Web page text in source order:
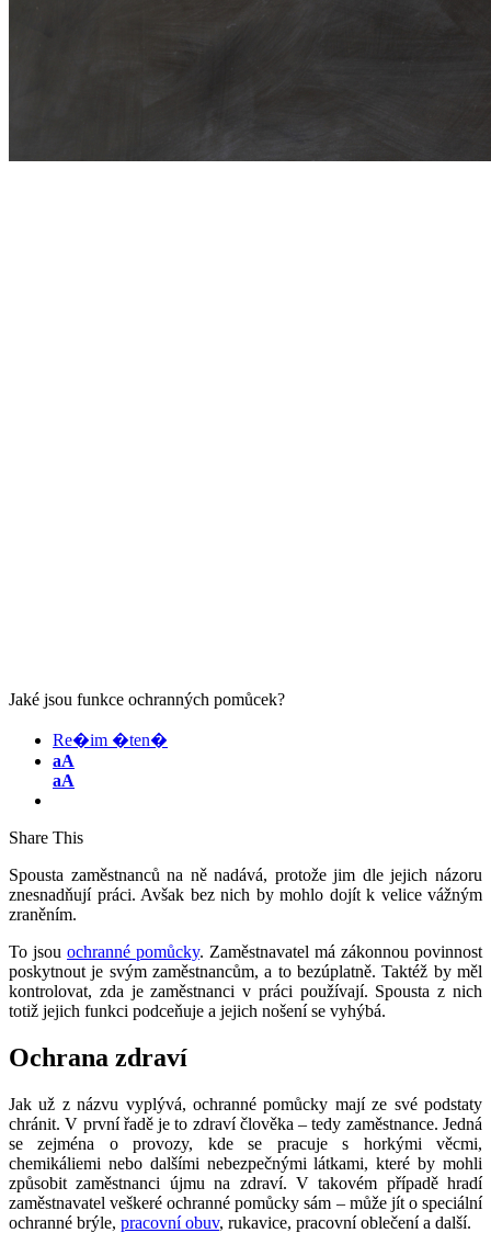
Jaké jsou funkce ochranných pomůcek?
Re�im �ten�
aA
aA
Share This
Spousta zaměstnanců na ně nadává, protože jim dle jejich názoru
znesnadňují práci. Avšak bez nich by mohlo dojít k velice vážným
zraněním.
To jsou ochranné pomůcky. Zaměstnavatel má zákonnou povinnost
poskytnout je svým zaměstnancům, a to bezúplatně. Taktéž by měl
kontrolovat, zda je zaměstnanci v práci používají. Spousta z nich
totiž jejich funkci podceňuje a jejich nošení se vyhýbá.
Ochrana zdraví
Jak už z názvu vyplývá, ochranné pomůcky mají ze své podstaty
chránit. V první řadě je to zdraví člověka – tedy zaměstnance. Jedná
se zejména o provozy, kde se pracuje s horkými věcmi,
chemikáliemi nebo dalšími nebezpečnými látkami, které by mohli
způsobit zaměstnanci újmu na zdraví. V takovém případě hradí
zaměstnavatel veškeré ochranné pomůcky sám – může jít o speciální
ochranné brýle, pracovní obuv, rukavice, pracovní oblečení a další.